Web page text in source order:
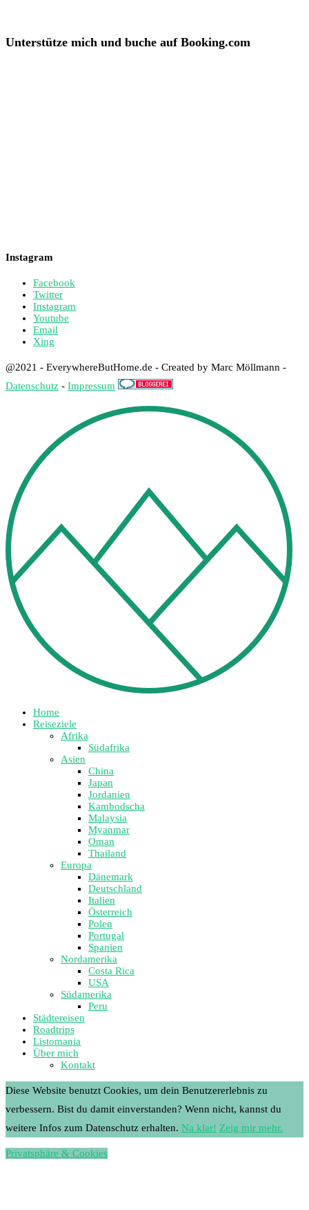
Unterstütze mich und buche auf Booking.com
Instagram
Facebook
Twitter
Instagram
Youtube
Email
Xing
@2021 - EverywhereButHome.de - Created by Marc Möllmann -
Datenschutz - Impressum
Home
Reiseziele
Afrika
Südafrika
Asien
China
Japan
Jordanien
Kambodscha
Malaysia
Myanmar
Oman
Thailand
Europa
Dänemark
Deutschland
Italien
Österreich
Polen
Portugal
Spanien
Nordamerika
Costa Rica
USA
Südamerika
Peru
Städtereisen
Roadtrips
Listomania
Über mich
Kontakt
Diese Website benutzt Cookies, um dein Benutzererlebnis zu
verbessern. Bist du damit einverstanden? Wenn nicht, kannst du
weitere Infos zum Datenschutz erhalten. Na klar! Zeig mir mehr.
Privatsphäre & Cookies